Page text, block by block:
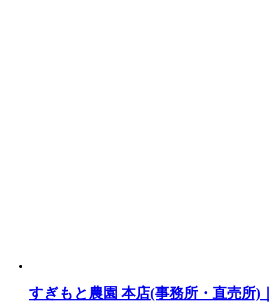
すぎもと農園 本店(事務所・直売所)